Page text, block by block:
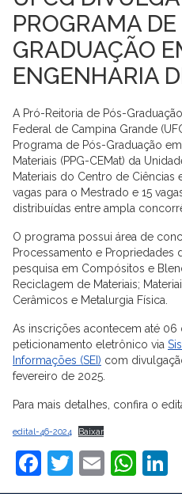
PROGRAMA
GRADUAÇÃO
ENGENHARIA
A Pró-Reitoria de Pós-
Federal de Campina Grande
Programa de Pós-Graduação
Materiais (PPG-CEMat) da
Materiais do Centro de Ciências
vagas para o Mestrado e 15
distribuídas entre ampla
O programa possui área de
Processamento e Propriedades
pesquisa em Compósitos e
Reciclagem de Materiais;
Cerâmicos e Metalurgia Física.
As inscrições acontecem até
peticionamento eletrônico via
Informações (SEI) com
fevereiro de 2025.
Para mais detalhes, confira o
edital-46-2024 Baixar
Facebook
Twitter
Email